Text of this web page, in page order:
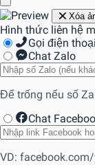
Xóa
Hình thức liên hệ
Gọi điện thoại
Chat Zalo
Để trống nếu số
Chat
VD: